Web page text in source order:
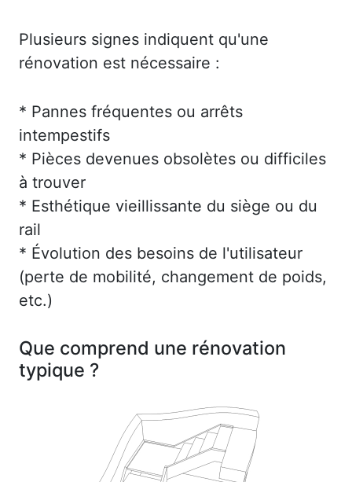
Plusieurs signes indiquent qu'une
rénovation est nécessaire :
* Pannes fréquentes ou arrêts
intempestifs
* Pièces devenues obsolètes ou difficiles
à trouver
* Esthétique vieillissante du siège ou du
rail
* Évolution des besoins de l'utilisateur
(perte de mobilité, changement de poids,
etc.)
Que comprend une rénovation
typique ?